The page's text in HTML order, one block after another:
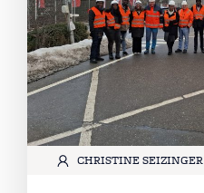
CHRISTINE SEIZINGER